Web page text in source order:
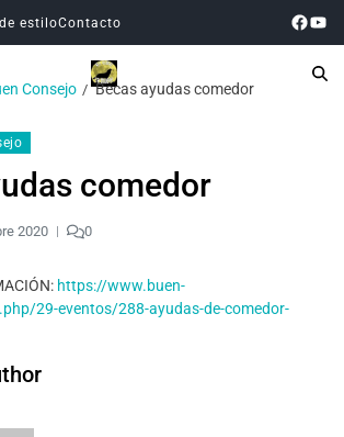
estiloContacto
Consejo Becas ayudas comedor
comedor
2020 0
https://www.buen-
29-eventos/288-ayudas-de-comedor-